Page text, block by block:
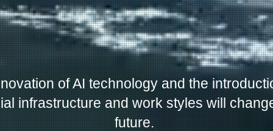
of AI technology and the
infrastructure and work styles will
future.